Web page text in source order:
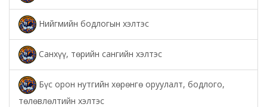
Нийгмийн бодлогын хэлтэс
Санхүү, төрийн сангийн хэлтэс
Бүс орон нутгийн хөрөнгө оруулалт, бодлого,
төлөвлөлтийн хэлтэс